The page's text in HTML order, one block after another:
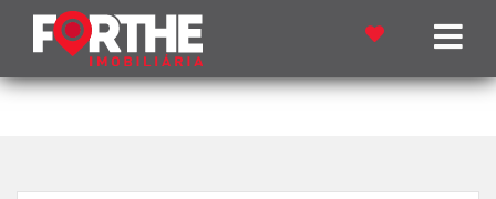
Início»Blog » Empreendimento imobiliário